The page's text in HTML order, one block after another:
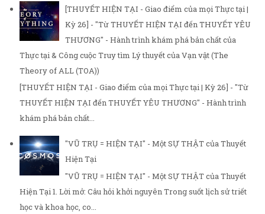
[THUYẾT HIỆN TẠI - Giao điểm của mọi Thực tại |
Kỳ 26] - "Từ THUYẾT HIỆN TẠI đến THUYẾT YÊU
THƯƠNG" - Hành trình khám phá bản chất của
Thực tại & Công cuộc Truy tìm Lý thuyết của Vạn vật (The
Theory of ALL (TOA))
[THUYẾT HIỆN TẠI - Giao điểm của mọi Thực tại | Kỳ 26] - "Từ
THUYẾT HIỆN TẠI đến THUYẾT YÊU THƯƠNG" - Hành trình
khám phá bản chất...
"VŨ TRỤ = HIỆN TẠI" - Một SỰ THẬT của Thuyết
Hiện Tại
"VŨ TRỤ = HIỆN TẠI" - Một SỰ THẬT của Thuyết
Hiện Tại 1. Lời mở: Câu hỏi khởi nguyên Trong suốt lịch sử triết
học và khoa học, co...